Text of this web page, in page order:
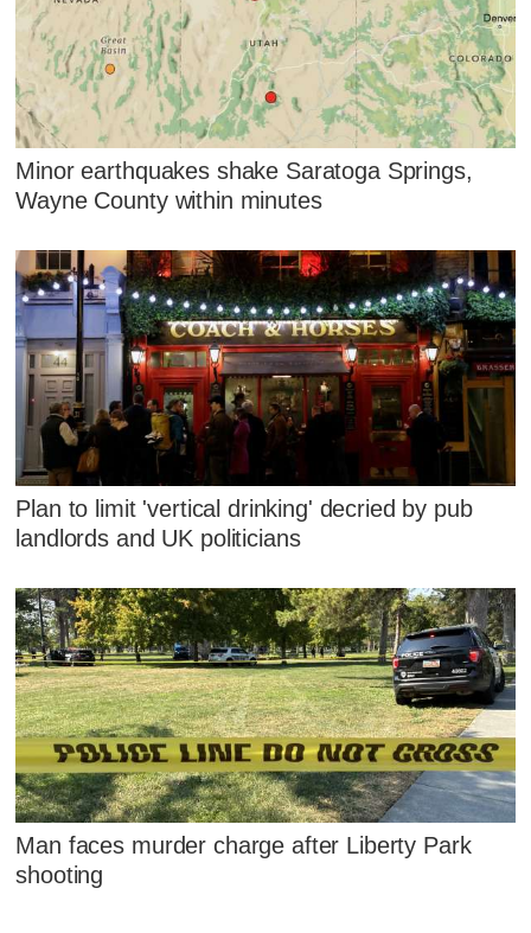
Minor earthquakes shake Saratoga Springs,
Wayne County within minutes
Plan to limit 'vertical drinking' decried by pub
landlords and UK politicians
Man faces murder charge after Liberty Park
shooting